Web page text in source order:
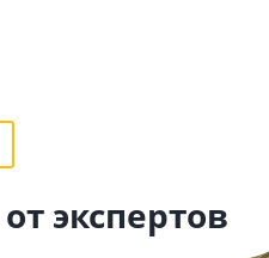
экспертов